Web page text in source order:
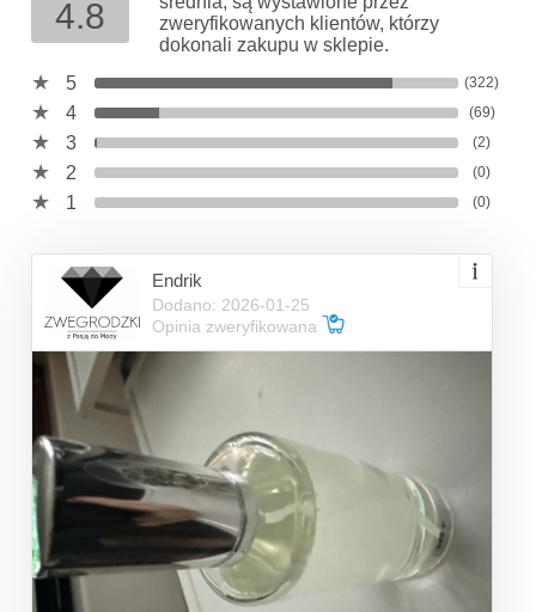
4.8
zweryfikowanych klientów, którzy
dokonali zakupu w sklepie.
5
(322)
4 (69)
3 (2)
2 (0)
1 (0)
Endrik
Dodano: 2026-01-25
Opinia zweryfikowana